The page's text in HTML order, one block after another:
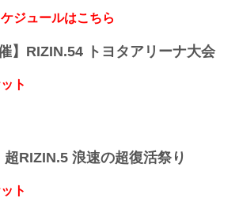
ーー第一試合目、そ...
リアルタイムで視聴しよう！
配信日時 料金 配信媒体 アーカイブ
ジュールはこちら
】RIZIN.54 トヨタアリーナ大会
ト
超RIZIN.5 浪速の超復活祭り
ト